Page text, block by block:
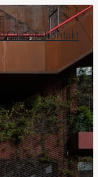
Om ossKontakt